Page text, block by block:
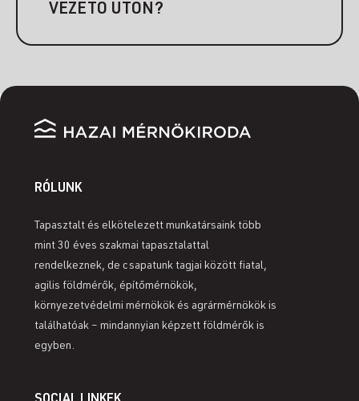
VEZETŐ ÚTON?
RÓLUNK
Tapasztalt és elkötelezett munkatársaink több
mint 30 éves szakmai tapasztalattal
rendelkeznek, de csapatunk tagjai között fiatal,
agilis földmérők, építőmérnökök,
környezetvédelmi mérnökök és agrármérnökök is
találhatóak – mindannyian képzett földmérők is
egyben.